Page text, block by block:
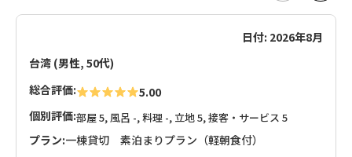
日付: 2026年8月
台湾 (男性, 50代)
総合評価:
5.00
個別評価:部屋 5, 風呂 -, 料理 -, 立地 5, 接客・サービス 5
プラン:一棟貸切 素泊まりプラン（軽朝食付）